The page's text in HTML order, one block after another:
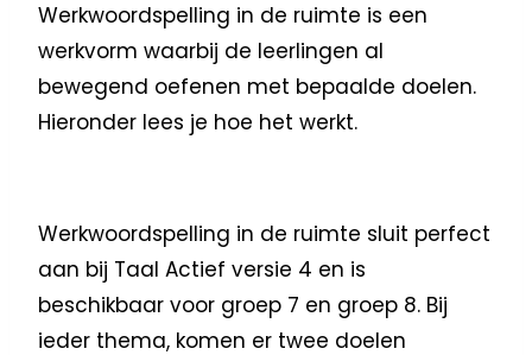
Werkwoordspelling in de ruimte is een
werkvorm waarbij de leerlingen al
bewegend oefenen met bepaalde doelen.
Hieronder lees je hoe het werkt.
Werkwoordspelling in de ruimte sluit perfect
aan bij Taal Actief versie 4 en is
beschikbaar voor groep 7 en groep 8. Bij
ieder thema, komen er twee doelen